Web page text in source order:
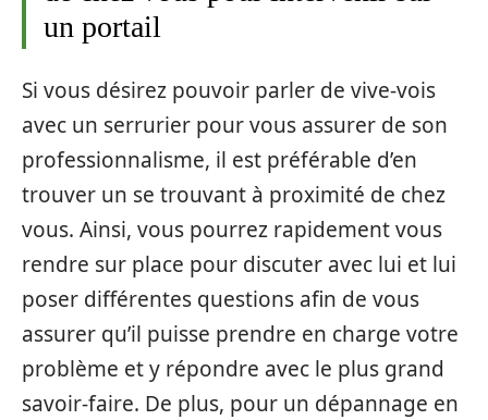
un portail
Si vous désirez pouvoir parler de vive-vois
avec un serrurier pour vous assurer de son
professionnalisme, il est préférable d’en
trouver un se trouvant à proximité de chez
vous. Ainsi, vous pourrez rapidement vous
rendre sur place pour discuter avec lui et lui
poser différentes questions afin de vous
assurer qu’il puisse prendre en charge votre
problème et y répondre avec le plus grand
savoir-faire. De plus, pour un dépannage en